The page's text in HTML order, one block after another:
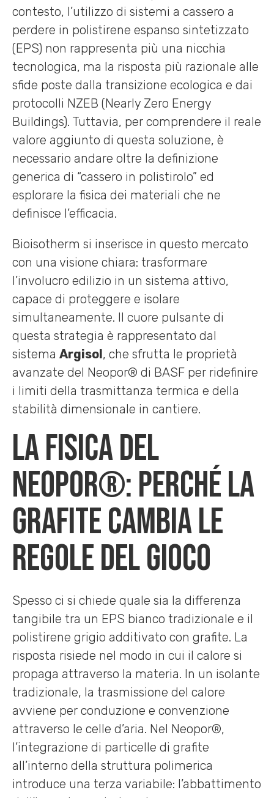
contesto, l’utilizzo di sistemi a cassero a
perdere in polistirene espanso sintetizzato
(EPS) non rappresenta più una nicchia
tecnologica, ma la risposta più razionale alle
sfide poste dalla transizione ecologica e dai
protocolli NZEB (Nearly Zero Energy
Buildings). Tuttavia, per comprendere il reale
valore aggiunto di questa soluzione, è
necessario andare oltre la definizione
generica di “cassero in polistirolo” ed
esplorare la fisica dei materiali che ne
definisce l’efficacia.
Bioisotherm si inserisce in questo mercato
con una visione chiara: trasformare
l’involucro edilizio in un sistema attivo,
capace di proteggere e isolare
simultaneamente. Il cuore pulsante di
questa strategia è rappresentato dal
sistema Argisol, che sfrutta le proprietà
avanzate del Neopor® di BASF per ridefinire
i limiti della trasmittanza termica e della
stabilità dimensionale in cantiere.
La fisica del
Neopor®: perché la
grafite cambia le
regole del gioco
Spesso ci si chiede quale sia la differenza
tangibile tra un EPS bianco tradizionale e il
polistirene grigio additivato con grafite. La
risposta risiede nel modo in cui il calore si
propaga attraverso la materia. In un isolante
tradizionale, la trasmissione del calore
avviene per conduzione e convenzione
attraverso le celle d’aria. Nel Neopor®,
l’integrazione di particelle di grafite
all’interno della struttura polimerica
introduce una terza variabile: l’abbattimento